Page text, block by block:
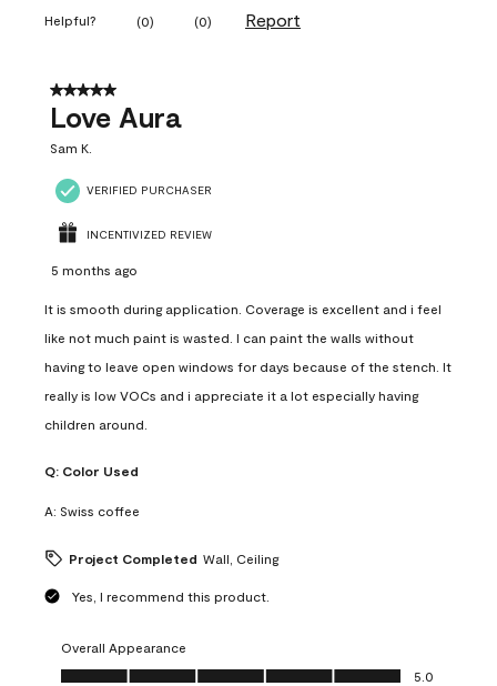
Helpful? (0) (0) Report
5 out of 5 stars.
Love Aura
Sam K.
VERIFIED PURCHASER
INCENTIVIZED REVIEW
5 months ago
It is smooth during application. Coverage is excellent and i feel
like not much paint is wasted. I can paint the walls without
having to leave open windows for days because of the stench. It
really is low VOCs and i appreciate it a lot especially having
children around.
Q: Color Used
A: Swiss coffee
Project Completed Wall, Ceiling
Yes, I recommend this product.
Overall Appearance
Overall Appearance, 5.0 out of 5
5.0